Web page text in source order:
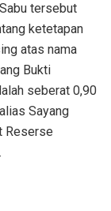
tersebut
ketetapan
atas nama
Bukti
seberat 0,90
Sayang
Reserse